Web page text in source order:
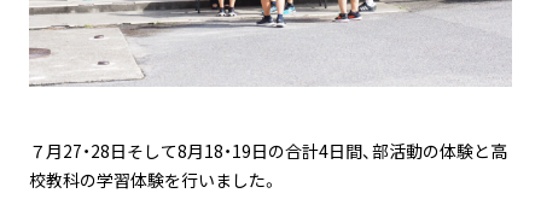
７月27・28日そして8月18・19日の合計4日間、部活動の体験と高
校教科の学習体験を行いました。